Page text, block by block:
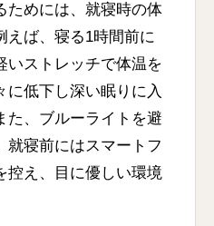
ためには、就寝時の体
えば、寝る1時間前に
いストレッチで体温を
に低下し深い眠りに入
た、ブルーライトを避
就寝前にはスマートフ
控え、目に優しい環境